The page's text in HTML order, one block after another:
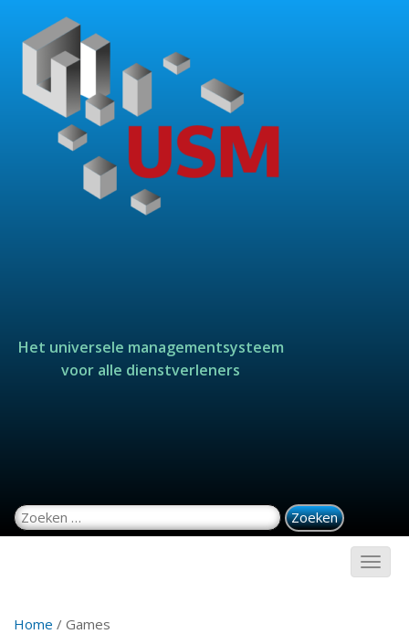
Het universele managementsysteem
voor alle dienstverleners
Zoeken naar:
Home / Games